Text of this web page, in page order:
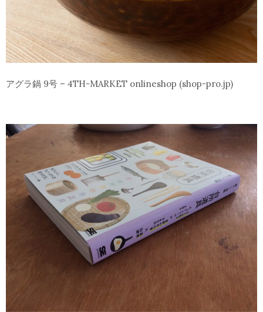
アグラ鍋 9号 – 4TH-MARKET onlineshop (shop-pro.jp)